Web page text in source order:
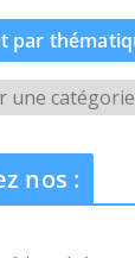
par
nos :